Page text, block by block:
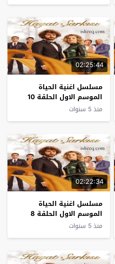
02:25:44
مسلسل اغنية الحياة
الموسم الاول الحلقة 10
منذ 5 سنوات
02:22:34
مسلسل اغنية الحياة
الموسم الاول الحلقة 8
منذ 5 سنوات